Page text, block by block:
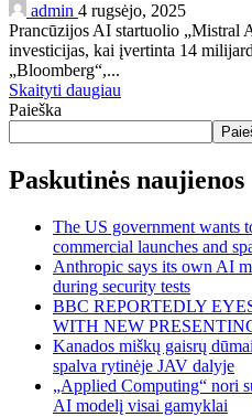
admin 4 rugsėjo, 2025
Prancūzijos AI startuolio „Mistral
investicijas, kai įvertinta 14
„Bloomberg“,...
Skaityti daugiau
Paieška
Paskutinės naujienos
The US government wants
commercial launches and
Anthropic says its own AI
during security tests
BBC REPORTEDLY
WITH NEW
Kanados miškų gaisrų
spalva rytinėje JAV dalyje
„Applied Computing“ nori
AI modelį visai gamyklai